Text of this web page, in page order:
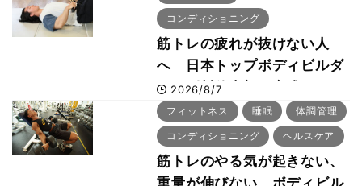
コンディショニング
筋トレの疲れが抜けない人
へ 日本トップボディビルダ
ー・刈川啓志郎が実践する
「回復習慣」
2026/8/7
フィットネス 睡眠 体調管理
コンディショニング ヘルスケア
筋トレのやる気が起きない、
重量が伸びない ボディビル